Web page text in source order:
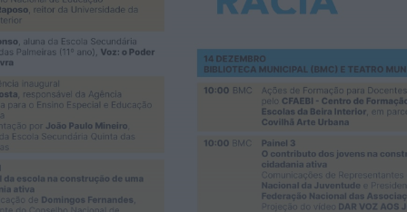
Notícias de Águeda
Paulo Lino volta a conquistar o mundo:
judoca da CERCIAG sagra-se
Campeão...
Notícias de Águeda
É oficial: AD Valonguense vai disputar a
Liga SABSEG na época 2026/27
HOJE, 18:09